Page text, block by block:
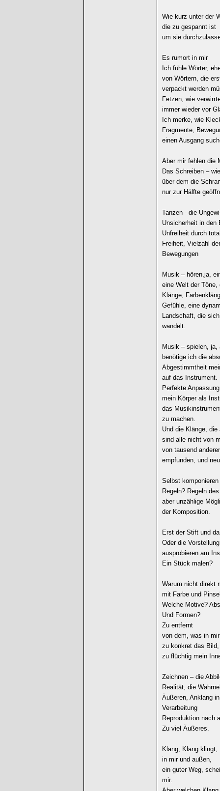
Wie kurz unter der
die zu gespannt ist
um sie
Es rumort in mir
Ich fühle Wörter,
von Wörtern, die
verpackt werden
Fetzen, wie
immer wieder vor
Ich merke, wie
Fragmente,
einen Ausgang
Aber mir fehlen die
Das Schreiben –
über dem die
nur zur Hälfte
Tanzen - die
Unsicherheit in den
Unfreiheit durch
Freiheit, Vielzahl
Bewegungen
Musik – hören,ja,
eine Welt der Töne,
Klänge,
Gefühle, eine
Landschaft, die
wandelt.
Musik – spielen, ja,
benötige ich die
Abgestimmtheit
auf das Instrument.
Perfekte
mein Körper als
das
zu machen.
Und die Klänge,
sind alle nicht von
von tausend
empfunden, und
Selbst
Regeln? Regeln
aber unzählige
der Komposition.
Erst der Stift und
Oder die
ausprobieren am
Ein Stück malen?
Warum nicht direkt
mit Farbe und
Welche Motive?
Und Formen?
Zu entfernt
von dem, was in
zu konkret das Bild,
zu flüchtig mein
Zeichnen – die
Realität, die
Äußeren, Anklang
Verarbeitung
Reproduktion nach
Zu viel Äußeres.
Klang, Klang klingt,
in mir und außen,
ein guter Weg,
mir.